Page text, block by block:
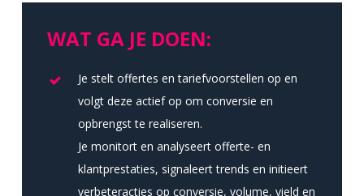
WAT GA JE DOEN:
Je stelt offertes en tariefvoorstellen op en
volgt deze actief op om conversie en
opbrengst te realiseren.
Je monitort en analyseert offerte- en
klantprestaties, signaleert trends en initieert
verbeteracties op conversie, volume, yield en